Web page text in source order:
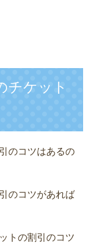
チケット
のコツはあるの
のコツがあれば
トの割引のコツ